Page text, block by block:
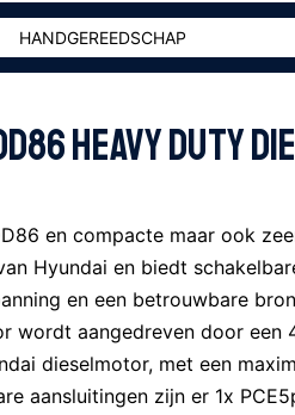
HANDGEREEDSCHAP
HEAVY DUTY
en compacte maar ook
Hyundai en biedt
en een betrouwbare
wordt aangedreven door
dieselmotor, met een
aansluitingen zijn er 1x